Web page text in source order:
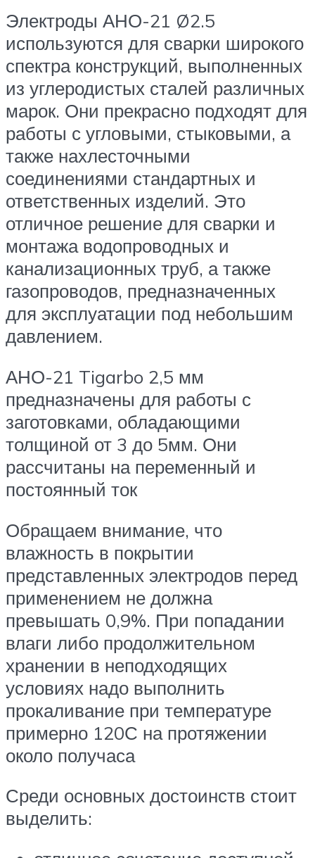
Электроды АНО-21 Ø2.5
используются для сварки широкого
спектра конструкций, выполненных
из углеродистых сталей различных
марок. Они прекрасно подходят для
работы с угловыми, стыковыми, а
также нахлесточными
соединениями стандартных и
ответственных изделий. Это
отличное решение для сварки и
монтажа водопроводных и
канализационных труб, а также
газопроводов, предназначенных
для эксплуатации под небольшим
давлением.
АНО-21 Tigarbo 2,5 мм
предназначены для работы с
заготовками, обладающими
толщиной от 3 до 5мм. Они
рассчитаны на переменный и
постоянный ток
Обращаем внимание, что
влажность в покрытии
представленных электродов перед
применением не должна
превышать 0,9%. При попадании
влаги либо продолжительном
хранении в неподходящих
условиях надо выполнить
прокаливание при температуре
примерно 120С на протяжении
около получаса
Среди основных достоинств стоит
выделить: